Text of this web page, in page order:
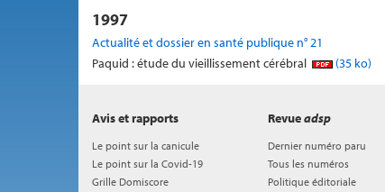
1997
Actualité et dossier en santé publique n° 21
Paquid : étude du vieillissement cérébral
(35 ko)
Avis et rapports
Le point sur la canicule
Le point sur la Covid-19
Grille Domiscore
Revueadsp
Dernier numéro paru
Tous les numéros
Politique éditoriale